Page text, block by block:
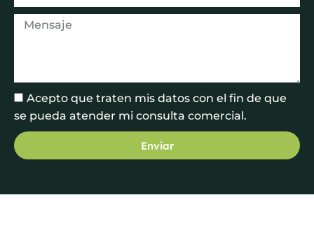
Acepto que traten mis datos con el fin de que
se pueda atender mi consulta comercial.
Enviar